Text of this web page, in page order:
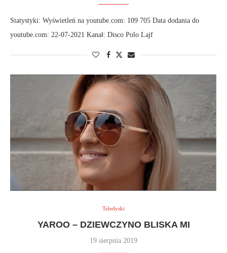
Statystyki: Wyświetleń na youtube.com: 109 705 Data dodania do
youtube.com: 22-07-2021 Kanał: Disco Polo Lajf
Teledyski
YAROO – DZIEWCZYNO BLISKA MI
19 sierpnia 2019